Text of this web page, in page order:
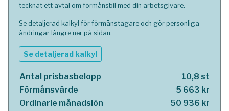
tecknat ett avtal om förmånsbil med din arbetsgivare.
Se detaljerad kalkyl för förmånstagare och gör personliga
ändringar längre ner på sidan.
Se detaljerad kalkyl
Antal prisbasbelopp
10,8 st
Förmånsvärde
5 663 kr
Ordinarie månadslön
50 936 kr